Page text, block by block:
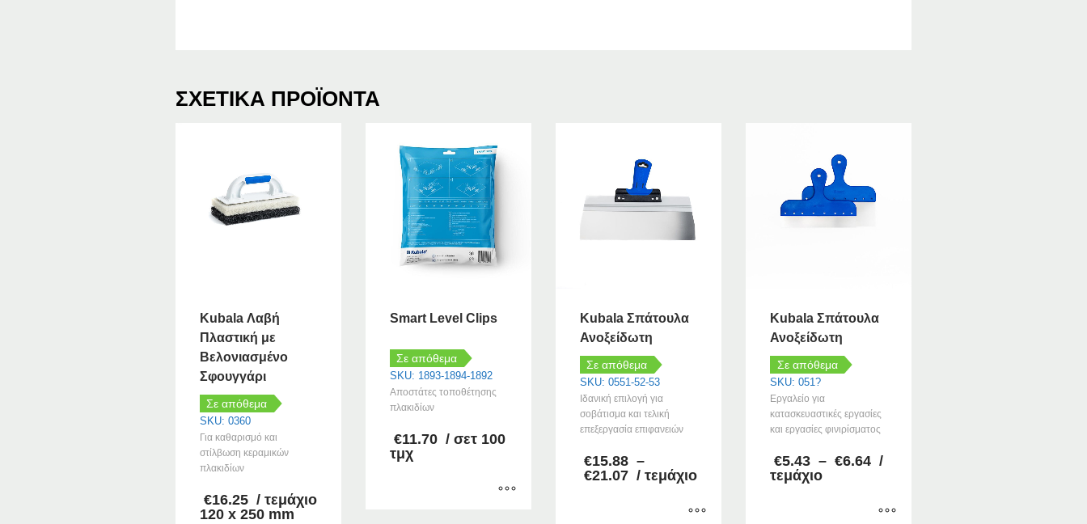
ΣΧΕΤΙΚΆ ΠΡΟΪΌΝΤΑ
Kubala Λαβή
Πλαστική με
Βελονιασμένο
Σφουγγάρι
Σε απόθεμα
SKU: 0360
Για καθαρισμό και
στίλβωση κεραμικών
πλακιδίων
€16.25 / τεμάχιο
120 x 250 mm
Smart Level Clips
Σε απόθεμα
SKU: 1893-1894-1892
Αποστάτες τοποθέτησης
πλακιδίων
€11.70 / σετ 100
τμχ
Kubala Σπάτουλα
Ανοξείδωτη
Σε απόθεμα
SKU: 0551-52-53
Ιδανική επιλογή για
σοβάτισμα και τελική
επεξεργασία επιφανειών
€15.88 –
€21.07 Price
/ τεμάχιο
Kubala Σπάτουλα
Ανοξείδωτη
Σε απόθεμα
SKU: 051?
Εργαλείο για
κατασκευαστικές εργασίες
και εργασίες φινιρίσματος
€5.43 – €6.64 Price
through
/
τεμάχιο